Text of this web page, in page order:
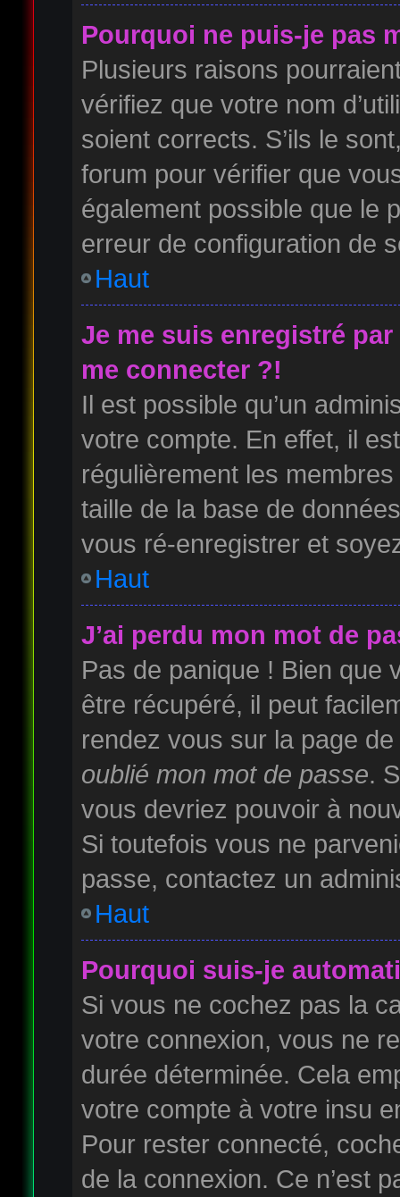
Pourquoi ne puis-je pas
Plusieurs raisons
vérifiez que votre nom
soient corrects. S’ils le
forum pour vérifier que
également possible que le
erreur de configuration de
Haut
Je me suis enregistré
me connecter ?!
Il est possible qu’un
votre compte. En effet, il
régulièrement les
taille de la base de
vous ré-enregistrer et
Haut
J’ai perdu mon mot de
Pas de panique ! Bien que
être récupéré, il peut
rendez vous sur la page
oublié mon mot de passe.
vous devriez pouvoir à
Si toutefois vous ne
passe, contactez un
Haut
Pourquoi suis-je
Si vous ne cochez pas la
votre connexion, vous ne
durée déterminée. Cela
votre compte à votre insu
Pour rester connecté,
de la connexion. Ce n’est